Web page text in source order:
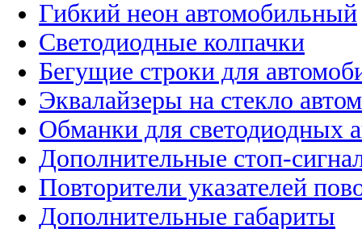
Гибкий неон автомобильный
Светодиодные колпачки
Бегущие строки для
Эквалайзеры на стекло
Обманки для светодиодных
Дополнительные стоп-
Повторители указателей
Дополнительные габариты